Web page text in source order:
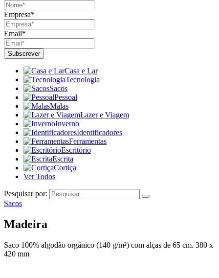
Empresa*
Email*
Casa e Lar
Tecnologia
Sacos
Pessoal
Malas
Lazer e Viagem
Inverno
Identificadores
Ferramentas
Escritório
Escrita
Cortiça
Ver Todos
Pesquisar por:
Sacos
Madeira
Saco 100% algodão orgânico (140 g/m²) com alças de 65 cm. 380 x
420 mm